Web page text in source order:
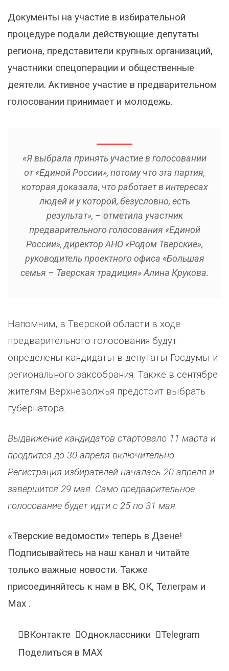
Документы на участие в избирательной
процедуре подали действующие депутаты
региона, представители крупных организаций,
участники спецоперации и общественные
деятели. Активное участие в предварительном
голосовании принимает и молодежь.
«Я выбрала принять участие в голосовании
от «Единой России», потому что эта партия,
которая доказала, что работает в интересах
людей и у которой, безусловно, есть
результат», – отметила участник
предварительного голосования «Единой
России», директор АНО «Родом Тверские»,
руководитель проектного офиса «Большая
семья – Тверская традиция» Алина Крукова.
Напомним, в Тверской области в ходе
предварительного голосования будут
определены кандидаты в депутаты Госдумы и
регионального заксобрания. Также в сентябре
жителям Верхневолжья предстоит выбрать
губернатора.
Выдвижение кандидатов стартовало 11 марта и
продлится до 30 апреля включительно.
Регистрация избирателей началась 20 апреля и
завершится 29 мая. Само предварительное
голосование будет идти с 25 по 31 мая.
«Тверские ведомости» теперь в Дзене!
Подписывайтесь на наш канал и читайте
только важные новости. Также
присоединяйтесь к нам в ВК, ОК, Телеграм и
Max .
ВКонтакте Одноклассники
Telegram
Поделиться в MAX